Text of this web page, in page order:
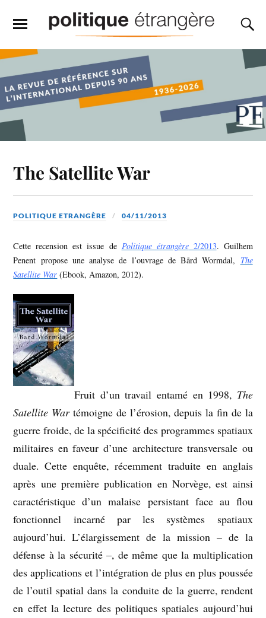
The Satellite War
POLITIQUE ETRANGÈRE 04/11/2013
Cette recension est issue de Politique étrangère2/2013. Guilhem
Penent propose une analyse de l’ouvrage de Bård Wormdal, The
Satellite War (Ebook, Amazon, 2012).
Fruit d’un travail entamé en 1998, The
Satellite Wartémoigne de l’érosion, depuis la fin de la
guerre froide, de la spécificité des programmes spatiaux
militaires en faveur d’une architecture transversale ou
duale. Cette enquête, récemment traduite en anglais
après une première publication en Norvège, est ainsi
caractéristique d’un malaise persistant face au flou
fonctionnel incarné par les systèmes spatiaux
aujourd’hui. L’élargissement de la mission – de la
défense à la sécurité –, de même que la multiplication
des applications et l’intégration de plus en plus poussée
de l’outil spatial dans la conduite de la guerre, rendent
en effet la lecture des politiques spatiales aujourd’hui